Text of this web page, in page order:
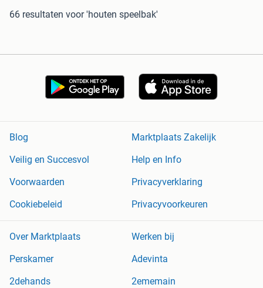
66 resultaten voor 'houten speelbak'
Blog
Marktplaats Zakelijk
Veilig en Succesvol
Help en Info
Voorwaarden
Privacyverklaring
Cookiebeleid
Privacyvoorkeuren
Over Marktplaats
Werken bij
Perskamer
Adevinta
2dehands
2ememain